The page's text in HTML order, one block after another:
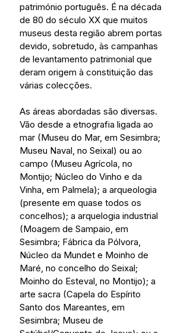
património português. É na década
de 80 do século XX que muitos
museus desta região abrem portas
devido, sobretudo, às campanhas
de levantamento patrimonial que
deram origem à constituição das
várias colecções.
As áreas abordadas são diversas.
Vão desde a etnografia ligada ao
mar (Museu do Mar, em Sesimbra;
Museu Naval, no Seixal) ou ao
campo (Museu Agrícola, no
Montijo; Núcleo do Vinho e da
Vinha, em Palmela); a arqueologia
(presente em quase todos os
concelhos); a arquelogia industrial
(Moagem de Sampaio, em
Sesimbra; Fábrica da Pólvora,
Núcleo da Mundet e Moinho de
Maré, no concelho do Seixal;
Moinho do Esteval, no Montijo); a
arte sacra (Capela do Espírito
Santo dos Mareantes, em
Sesimbra; Museu de